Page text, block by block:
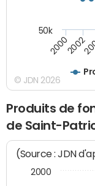
20002002
50k
© JDN 2026
Produits de
de Saint-
(Source : JDN
2000